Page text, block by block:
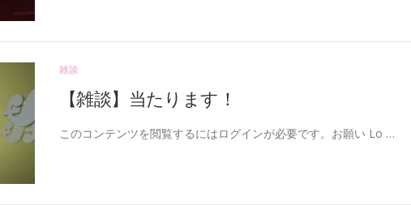
雑談
【雑談】当たります！
このコンテンツを閲覧するにはログインが必要です。お願い Lo …